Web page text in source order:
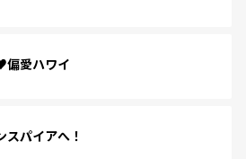
愛ハワイ
スパイアへ！